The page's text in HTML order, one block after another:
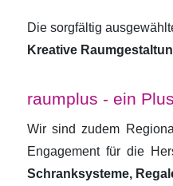
Die sorgfältig
Kreative
raumplus - ein
Wir sind zudem
Engagement für die
Schranksysteme,